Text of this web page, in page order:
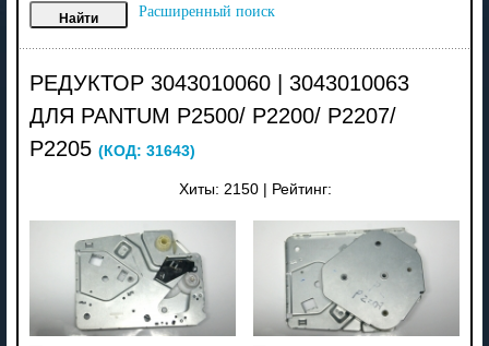
Расширенный поиск
РЕДУКТОР 3043010060 | 3043010063
ДЛЯ PANTUM P2500/ P2200/ P2207/
P2205 (КОД: 31643)
Хиты: 2150 Рейтинг: